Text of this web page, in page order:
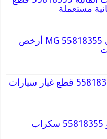
مستعملة
قطع غيار أم جي MG 55818355 أرخص
قطع غيار كيا 55818355 قطع غيار سيارات
قطع غيار باجيرو 55818355 سكراب